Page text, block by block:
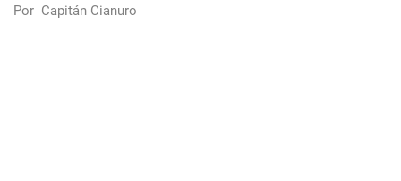
Por Capitán Cianuro